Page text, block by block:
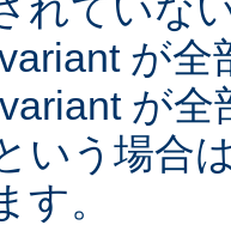
れていな
が
が
いう場合
す。